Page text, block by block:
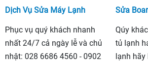
Dịch Vụ Sửa Máy Lạnh
Phục vụ quý khách nhanh
nhất 24/7 cả ngày lễ và chủ
nhật: 028 6686 4560 - 0902
Sửa
Qúy
tủ lạnh
lạnh hãy